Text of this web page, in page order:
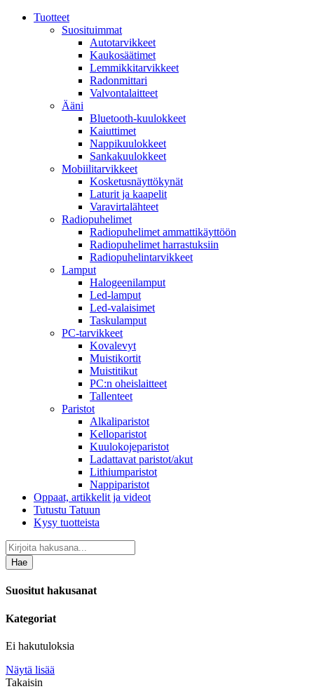
Tuotteet
Suosituimmat
Autotarvikkeet
Kaukosäätimet
Lemmikkitarvikkeet
Radonmittari
Valvontalaitteet
Ääni
Bluetooth-kuulokkeet
Kaiuttimet
Nappikuulokkeet
Sankakuulokkeet
Mobiilitarvikkeet
Kosketusnäyttökynät
Laturit ja kaapelit
Varavirtalähteet
Radiopuhelimet
Radiopuhelimet ammattikäyttöön
Radiopuhelimet harrastuksiin
Radiopuhelintarvikkeet
Lamput
Halogeenilamput
Led-lamput
Led-valaisimet
Taskulamput
PC-tarvikkeet
Kovalevyt
Muistikortit
Muistitikut
PC:n oheislaitteet
Tallenteet
Paristot
Alkaliparistot
Kelloparistot
Kuulokojeparistot
Ladattavat paristot/akut
Lithiumparistot
Nappiparistot
Oppaat, artikkelit ja videot
Tutustu Tatuun
Kysy tuotteista
Hae
Suositut hakusanat
Kategoriat
Ei hakutuloksia
Näytä lisää
Takaisin